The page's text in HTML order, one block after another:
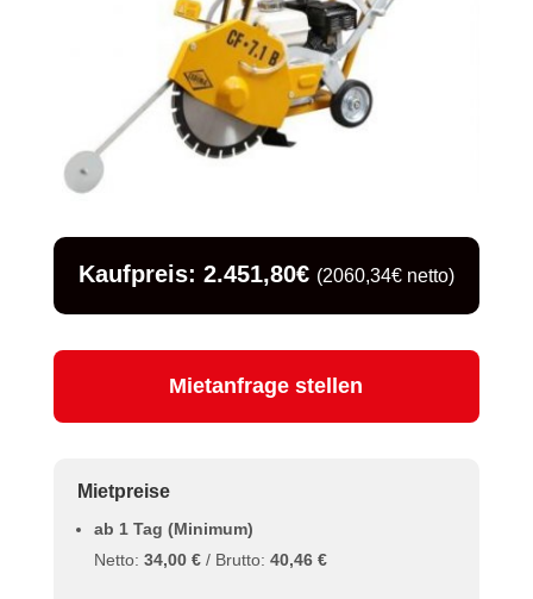
Kaufpreis: 2.451,80€ (2060,34€ netto)
Mietanfrage stellen
Mietpreise
ab 1 Tag (Minimum)
Netto: 34,00 €/ Brutto: 40,46 €